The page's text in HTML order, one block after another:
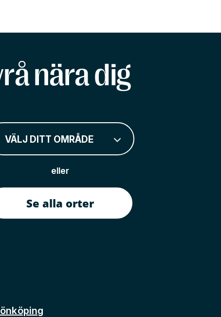
nära dig
VÄLJ DITT OMRÅDE
eller
Se alla orter